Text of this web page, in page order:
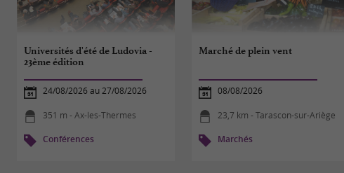
Universités d'été de Ludovia -
23ème édition
24/08/2026 au 27/08/2026
351 m - Ax-les-Thermes
Conférences
Marché de plein vent
08/08/2026
23,7 km - Tarascon-sur-Ariège
Marchés